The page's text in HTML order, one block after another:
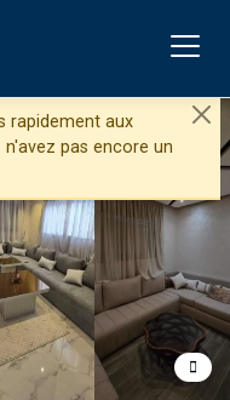
rapidement aux
n'avez pas encore un